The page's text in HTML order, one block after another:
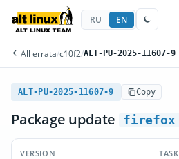
RU EN
All errata/c10f2/ALT-PU-2025-11607-9
ALT-PU-2025-11607-9 Copy
Package update firefox
VERSION
TASK